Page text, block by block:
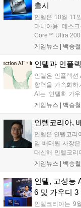
출시
인텔은 10월 11
마니아용 데스
Core™ Ultra
® 코어™ Ultra 9
최대 8개와 차세
크로드에서 최대
리즈 프로세서
톱 프로세서이
게임뉴스 | 백승철
인텔과 인플
인텔은 인플렉션
향력을 가속화하
AI는 인텔® 가
(Intel® Tiber™ AI
다. 해당 시스템
을 지원한다. 현
분기에 업계 최
하할 예정이다....
게임뉴스 | 백승철
인텔코리아,
인텔은 인텔코리
임 배태원 사장
대신해 인텔코리
텔에 입사해 25
및 마케팅 부서
다....
게임뉴스 | 백승철
인텔, 고성능
6 및 가우디 3
인텔코리아는 9